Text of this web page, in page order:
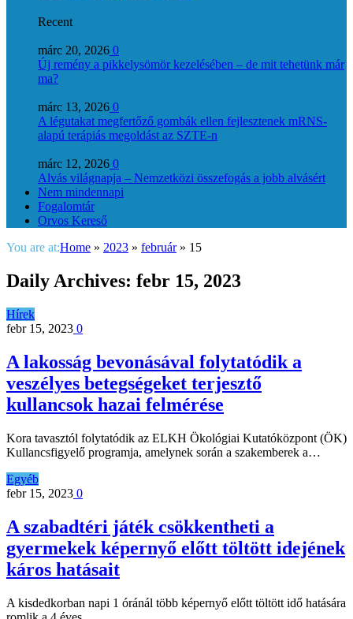
Recent
márc 20, 2026 0
Új remény a pikkelysömör kezelésében – de mit tehetünk már
ma?
márc 13, 2026 0
A légutakat megfertőző gombák ellen fejlesztenek mRNS-
alapú terápiás megoldást az SZTE-n
márc 12, 2026 0
Alvás világnapja – Nemzetközi összefogás a jobb alvásért
Nem mindennapi
Fogalomtár
Orvos Kereső
You are at:Home » 2023 » február » 15
Daily Archives: febr 15, 2023
Hírek
febr 15, 2023 0
A lakosság bevonásával folytatódik a
veszélyes betegségeket terjesztő
kullancsok hazai felmérése
Kora tavasztól folytatódik az ELKH Ökológiai Kutatóközpont (ÖK)
Kullancsfigyelő programja, amelynek során a szakemberek a…
Egyéb
febr 15, 2023 0
A szabadtéri játék csökkentheti a
gyermekek képernyő előtt töltött idejének
káros hatásait
A kisdedkorban napi 1 óránál több képernyő előtt töltött idő hatására